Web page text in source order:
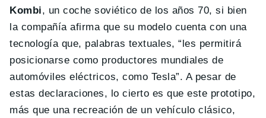
Kombi, un coche soviético de los años 70, si bien
la compañía afirma que su modelo cuenta con una
tecnología que, palabras textuales, “les permitirá
posicionarse como productores mundiales de
automóviles eléctricos, como Tesla”. A pesar de
estas declaraciones, lo cierto es que este prototipo,
más que una recreación de un vehículo clásico,